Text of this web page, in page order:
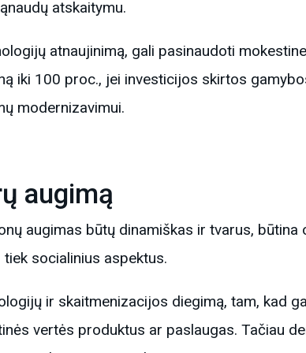
atskaitymu.
atnaujinimą, gali pasinaudoti
iki 100 proc., jei investicijos skirtos
modernizavimui​.
augimą
augimas būtų dinamiškas ir tvarus,
socialinius aspektus.
ir skaitmenizacijos diegimą, tam, kad
vertės produktus ar paslaugas. Tačiau